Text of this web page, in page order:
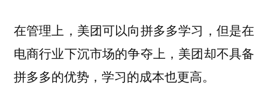
在管理上，美团可以向拼多多学习，但是在
电商行业下沉市场的争夺上，美团却不具备
拼多多的优势，学习的成本也更高。